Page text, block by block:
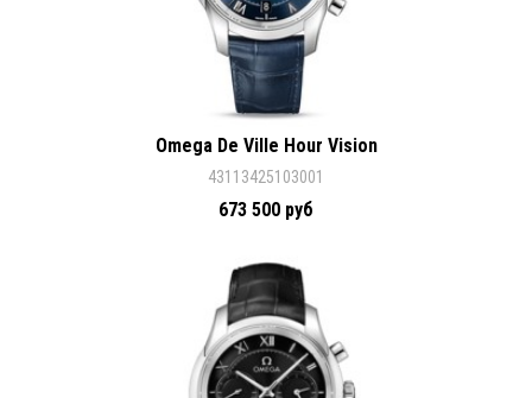
Omega De Ville Hour Vision
43113425103001
673 500 руб